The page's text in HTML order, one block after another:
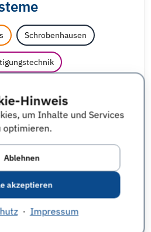
Hinweis
um Inhalte und Services
optimieren.
Ablehnen
akzeptieren
· Impressum
Schrobenhausen
und Regelungstechnik